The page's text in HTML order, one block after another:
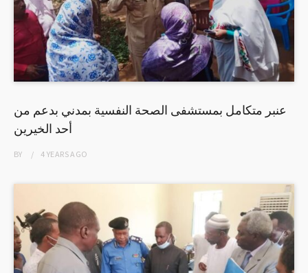
عنبر متكامل بمستشفى الصحة النفسية بمدني بدعم من
أحد الخيرين
BY 4 YEARSAGO